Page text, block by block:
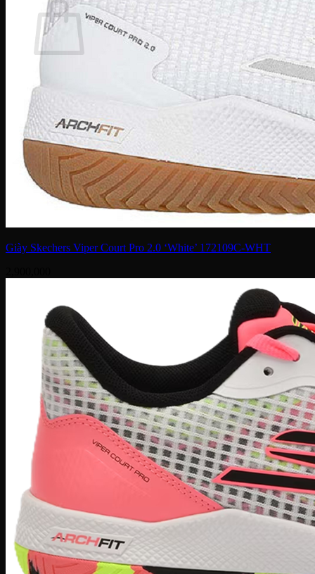
Chưa có sản phẩm trong giỏ hàng.
Quay trở lại cửa hàng
Giày Skechers Viper Court Pro 2.0 ‘White’ 172109C-WHT